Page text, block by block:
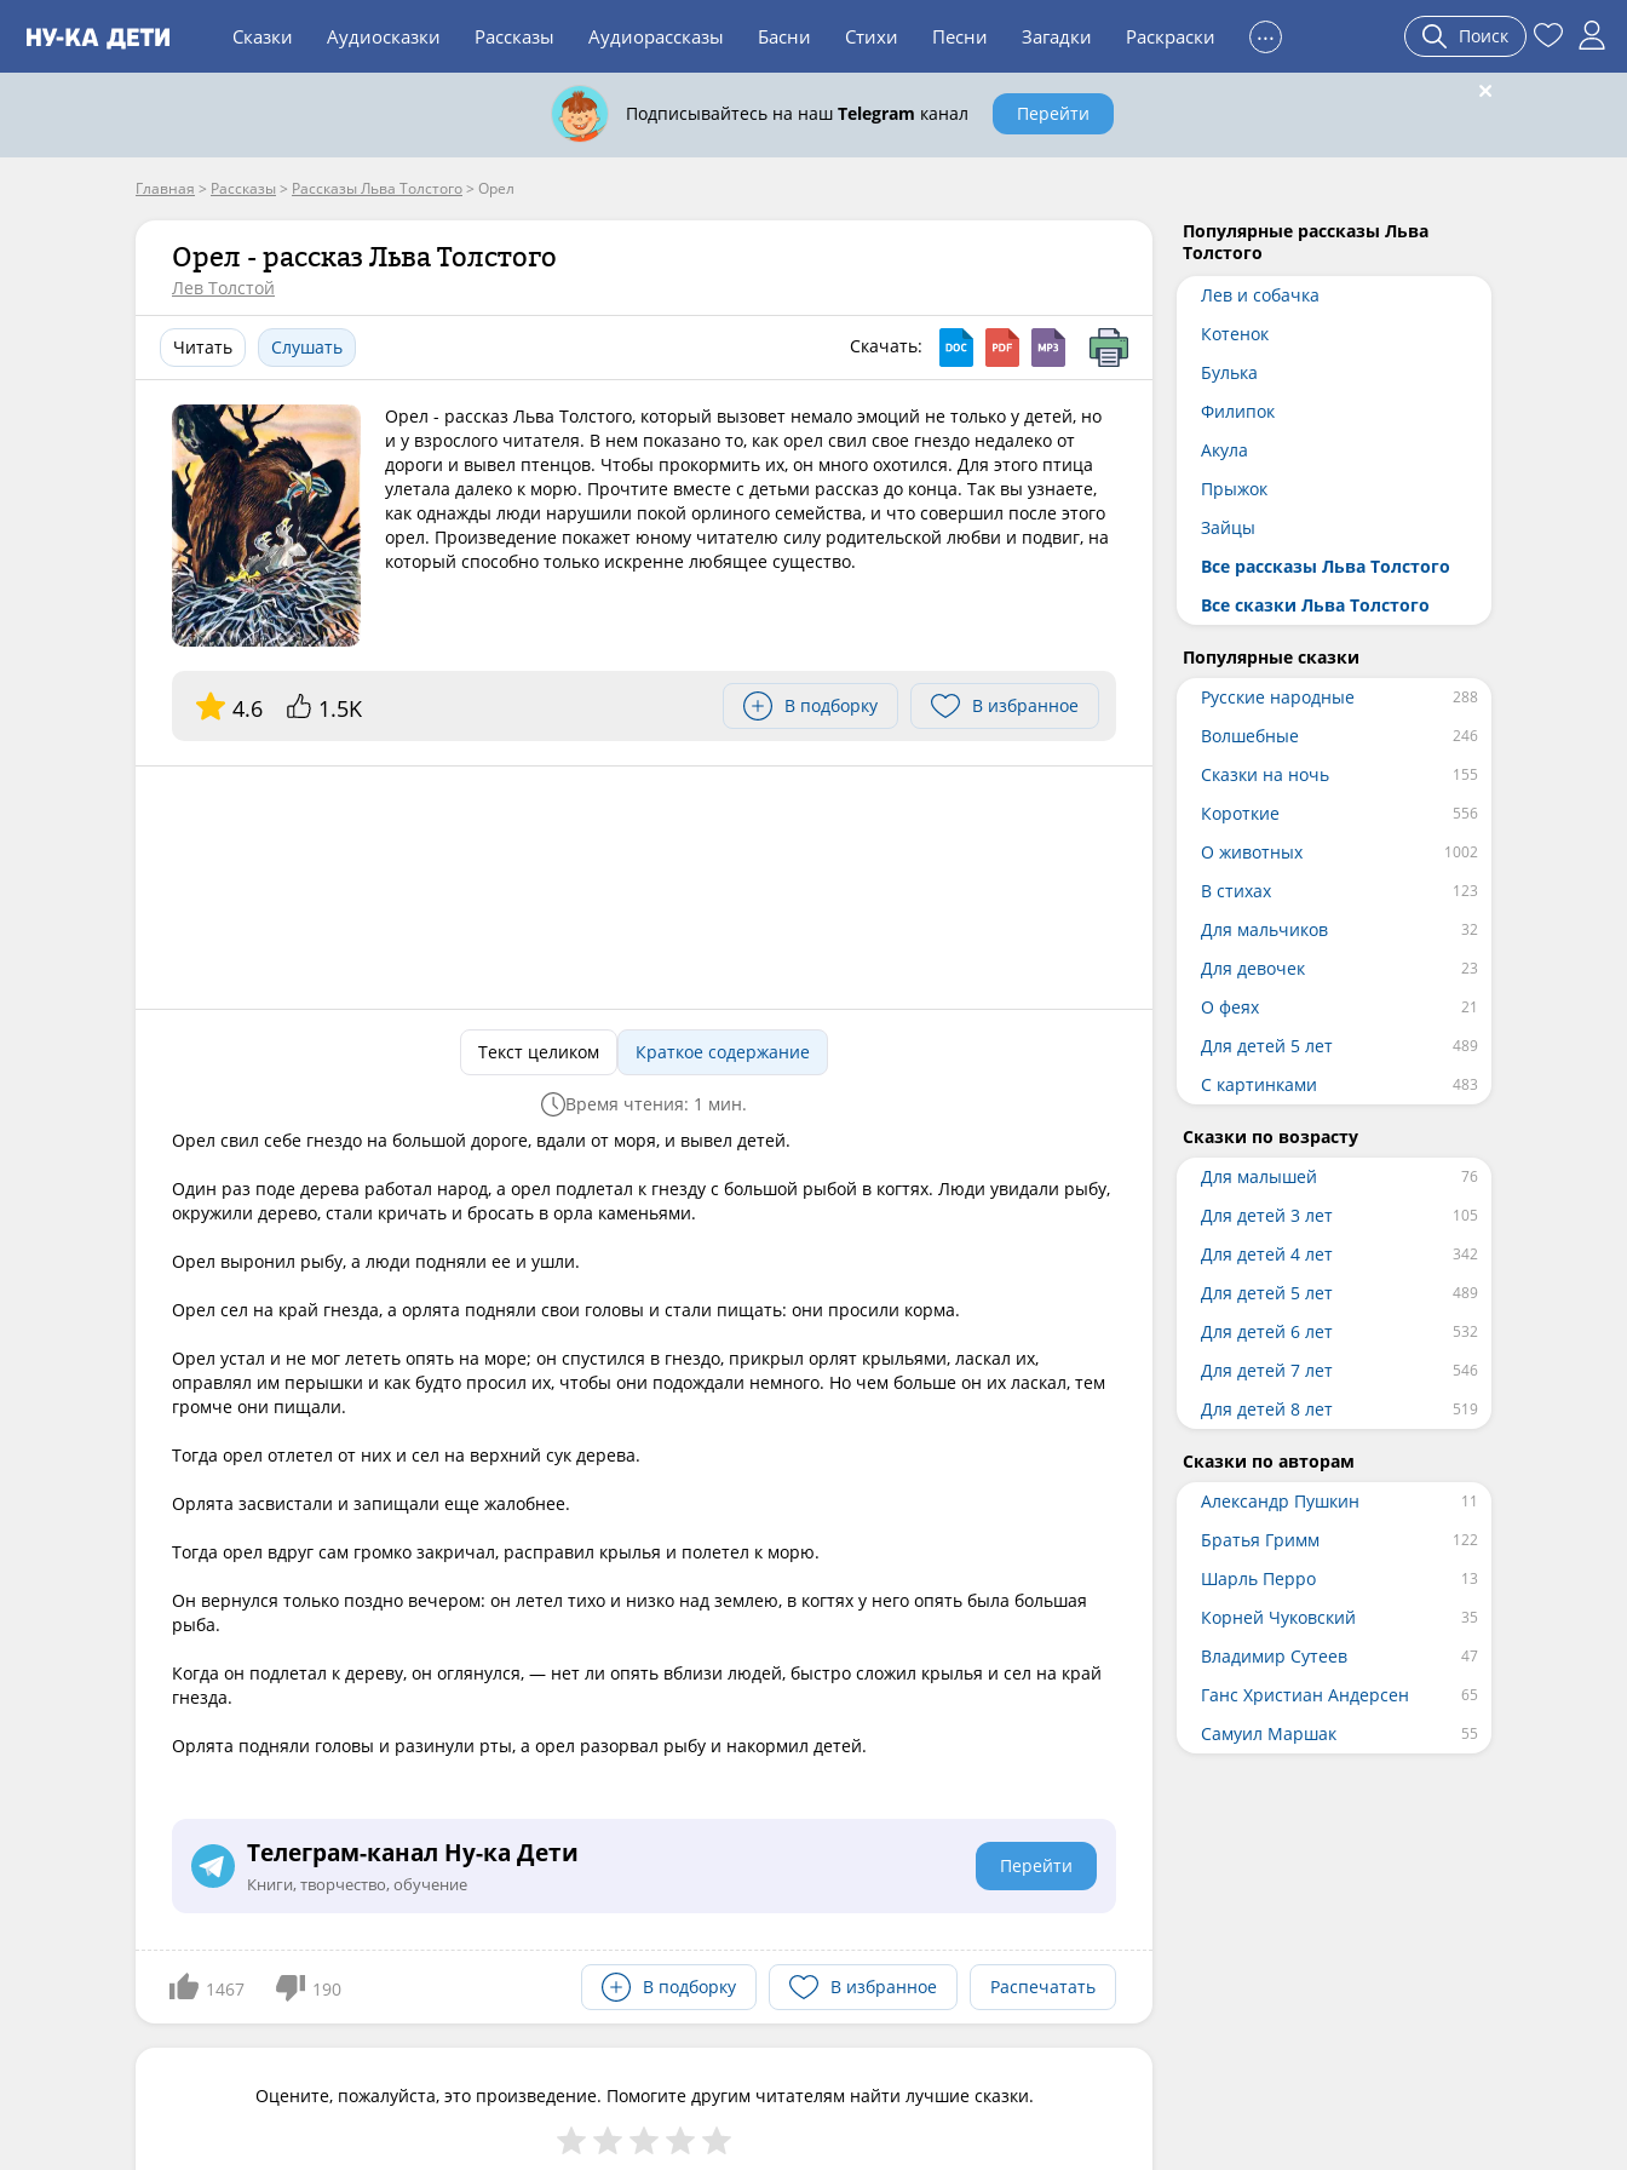
Сказки Аудиосказки Рассказы Аудиорассказы Басни Стихи Песни Загадки Раскраски ... Поиск
Подписывайтесь на наш Telegram канал Перейти
Главная > Рассказы > Рассказы Льва Толстого> Орел
Орел - рассказ Льва Толстого
Лев Толстой
Читать Слушать Скачать:
Орел - рассказ Льва Толстого, который вызовет немало эмоций не только у детей, но
и у взрослого читателя. В нем показано то, как орел свил свое гнездо недалеко от
дороги и вывел птенцов. Чтобы прокормить их, он много охотился. Для этого птица
улетала далеко к морю. Прочтите вместе с детьми рассказ до конца. Так вы узнаете,
как однажды люди нарушили покой орлиного семейства, и что совершил после этого
орел. Произведение покажет юному читателю силу родительской любви и подвиг, на
который способно только искренне любящее существо.
4.6 1.5K В подборку В избранное
Текст целиком Краткое содержание
Время чтения: 1 мин.
Орел свил себе гнездо на большой дороге, вдали от моря, и вывел детей.
Один раз поде дерева работал народ, а орел подлетал к гнезду с большой рыбой в когтях. Люди увидали рыбу,
окружили дерево, стали кричать и бросать в орла каменьями.
Орел выронил рыбу, а люди подняли ее и ушли.
Орел сел на край гнезда, а орлята подняли свои головы и стали пищать: они просили корма.
Орел устал и не мог лететь опять на море; он спустился в гнездо, прикрыл орлят крыльями, ласкал их,
оправлял им перышки и как будто просил их, чтобы они подождали немного. Но чем больше он их ласкал, тем
громче они пищали.
Тогда орел отлетел от них и сел на верхний сук дерева.
Орлята засвистали и запищали еще жалобнее.
Тогда орел вдруг сам громко закричал, расправил крылья и полетел к морю.
Он вернулся только поздно вечером: он летел тихо и низко над землею, в когтях у него опять была большая
рыба.
Когда он подлетал к дереву, он оглянулся, — нет ли опять вблизи людей, быстро сложил крылья и сел на край
гнезда.
Орлята подняли головы и разинули рты, а орел разорвал рыбу и накормил детей.
Телеграм-канал Ну-ка Дети
Книги, творчество, обучение
Перейти
1467 190 В подборку В избранное Распечатать
Оцените, пожалуйста, это произведение. Помогите другим читателям найти лучшие сказки.
Популярные рассказы Льва
Толстого
Лев и собачка
Котенок
Булька
Филипок
Акула
Прыжок
Зайцы
Все рассказы Льва Толстого
Все сказки Льва Толстого
Популярные сказки
Русские народные
Волшебные
Сказки на ночь
Короткие
О животных
В стихах
Для мальчиков
Для девочек
О феях
Для детей 5 лет
С картинками
Сказки по возрасту
Для малышей
Для детей 3 лет
Для детей 4 лет
Для детей 5 лет
Для детей 6 лет
Для детей 7 лет
Для детей 8 лет
Сказки по авторам
Александр Пушкин
Братья Гримм
Шарль Перро
Корней Чуковский
Владимир Сутеев
Ганс Христиан Андерсен
Самуил Маршак